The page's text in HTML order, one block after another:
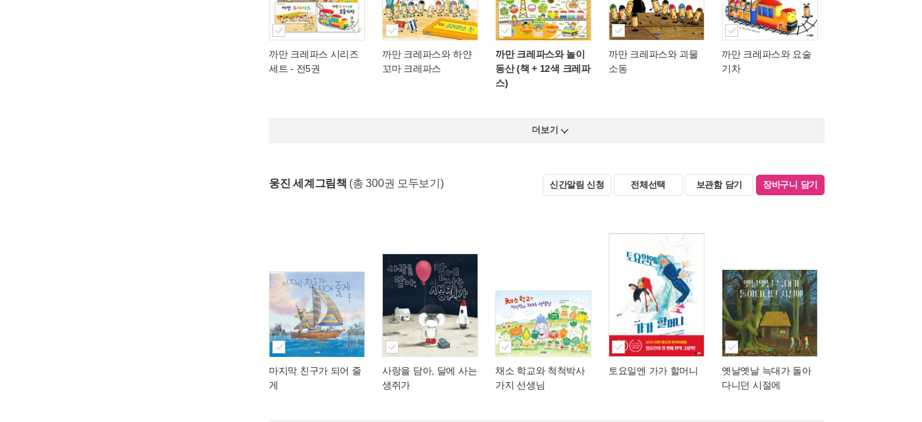
까만 크레파스 시리즈
세트 - 전5권
까만 크레파스와 하얀
꼬마 크레파스
까만 크레파스와 놀이
동산 (책 + 12색 크레파
스)
까만 크레파스와 괴물
소동
까만 크레파스와 요술
기차
더보기
웅진 세계그림책 (총 300권 모두보기) 신간알림 신청 전체선택 보관함 담기 장바구니 담기
마지막 친구가 되어 줄
게
사랑을 담아, 달에 사는
생쥐가
채소 학교와 척척박사
가지 선생님
토요일엔 가가 할머니
옛날옛날 늑대가 돌아
다니던 시절에